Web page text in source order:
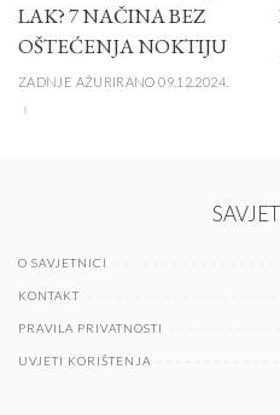
LAK? 7 NAČINA BEZ
OŠTEĆENJA NOKTIJU
ZADNJE AŽURIRANO 09.12.2024.
O SAVJETNICI
KONTAKT
PRAVILA PRIVATNOSTI
UVJETI KORIŠTENJA